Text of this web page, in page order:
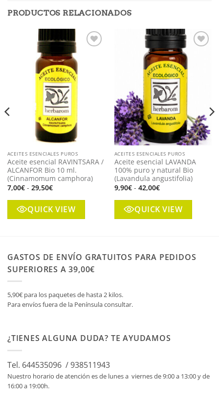
PRODUCTOS RELACIONADOS
ACEITES ESENCIALES PUROS
Aceite esencial RAVINTSARA /
ALCANFOR Bio 10 ml.
(Cinnamomum camphora)
7,00€ - 29,50€Rango
de
precios:
desde
7,00€
hasta
QUICK VIEW
ACEITES ESENCIALES PUROS
Aceite esencial LAVANDA
100% puro y natural Bio
(Lavandula angustifolia)
9,90€ - 42,00€Rango
de
precios:
desde
9,90€
hasta
QUICK VIEW
GASTOS DE ENVÍO GRATUITOS PARA PEDIDOS
SUPERIORES A 39,00€
5,90€ para los paquetes de hasta 2 kilos.
Para envíos fuera de la Península consultar.
¿TIENES ALGUNA DUDA? TE AYUDAMOS
Tel. 644535096 / 938511943
Nuestro horario de atención es de lunes a viernes de 9:00 a 13:00 y de
16:00 a 19:00h.